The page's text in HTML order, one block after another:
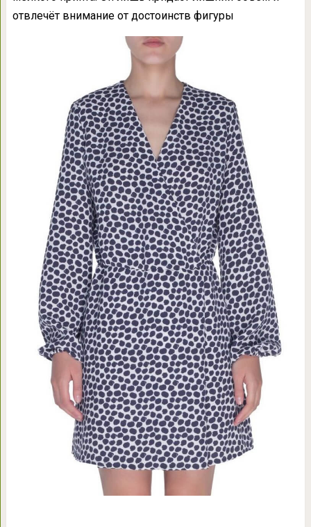
отвлечёт внимание от достоинств фигуры